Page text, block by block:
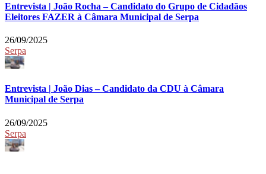
Entrevista | João Rocha – Candidato do Grupo de Cidadãos
Eleitores FAZER à Câmara Municipal de Serpa
26/09/2025
Serpa
Entrevista | João Dias – Candidato da CDU à Câmara
Municipal de Serpa
26/09/2025
Serpa